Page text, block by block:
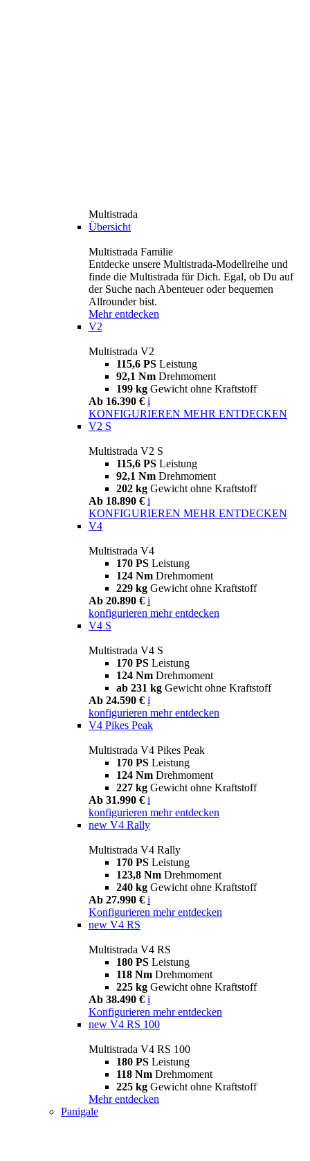
Multistrada
Übersicht
Multistrada Familie
Entdecke unsere Multistrada-Modellreihe und
finde die Multistrada für Dich. Egal, ob Du auf
der Suche nach Abenteuer oder bequemen
Allrounder bist.
Mehr entdecken
V2
Multistrada V2
115,6 PS Leistung
92,1 Nm Drehmoment
199 kg Gewicht ohne Kraftstoff
Ab 16.390 € i
KONFIGURIEREN MEHR ENTDECKEN
V2 S
Multistrada V2 S
115,6 PS Leistung
92,1 Nm Drehmoment
202 kg Gewicht ohne Kraftstoff
Ab 18.890 € i
KONFIGURIEREN MEHR ENTDECKEN
V4
Multistrada V4
170 PS Leistung
124 Nm Drehmoment
229 kg Gewicht ohne Kraftstoff
Ab 20.890 € i
konfigurieren mehr entdecken
V4 S
Multistrada V4 S
170 PS Leistung
124 Nm Drehmoment
ab 231 kg Gewicht ohne Kraftstoff
Ab 24.590 € i
konfigurieren mehr entdecken
V4 Pikes Peak
Multistrada V4 Pikes Peak
170 PS Leistung
124 Nm Drehmoment
227 kg Gewicht ohne Kraftstoff
Ab 31.990 € i
konfigurieren mehr entdecken
new V4 Rally
Multistrada V4 Rally
170 PS Leistung
123,8 Nm Drehmoment
240 kg Gewicht ohne Kraftstoff
Ab 27.990 € i
Konfigurieren mehr entdecken
new V4 RS
Multistrada V4 RS
180 PS Leistung
118 Nm Drehmoment
225 kg Gewicht ohne Kraftstoff
Ab 38.490 € i
Konfigurieren mehr entdecken
new V4 RS 100
Multistrada V4 RS 100
180 PS Leistung
118 Nm Drehmoment
225 kg Gewicht ohne Kraftstoff
Mehr entdecken
Panigale